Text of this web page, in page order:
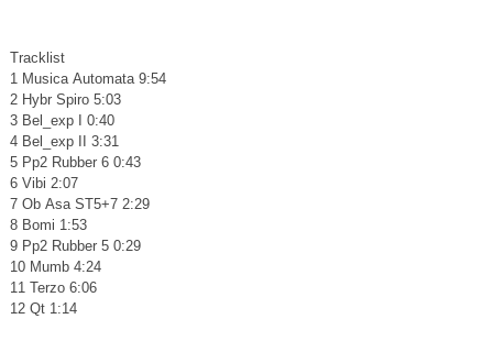
Tracklist
1 Musica Automata 9:54
2 Hybr Spiro 5:03
3 Bel_exp I 0:40
4 Bel_exp II 3:31
5 Pp2 Rubber 6 0:43
6 Vibi 2:07
7 Ob Asa ST5+7 2:29
8 Bomi 1:53
9 Pp2 Rubber 5 0:29
10 Mumb 4:24
11 Terzo 6:06
12 Qt 1:14